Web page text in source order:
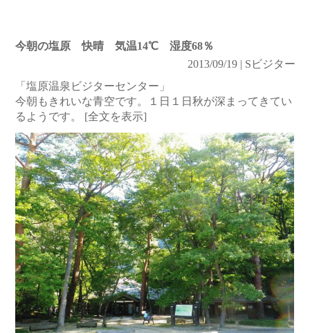
今朝の塩原 快晴 気温14℃ 湿度68％
2013/09/19 | Sビジター
「塩原温泉ビジターセンター」
今朝もきれいな青空です。１日１日秋が深まってきてい
るようです。 [全文を表示]